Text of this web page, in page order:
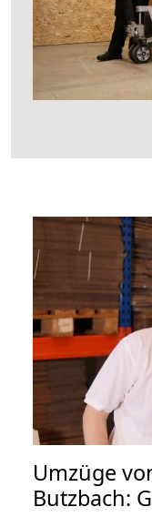
Umzüge
Butzbach: